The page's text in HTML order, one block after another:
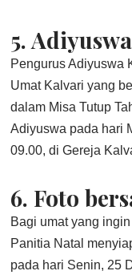
5.
Pengurus Adiyuswa
Umat Kalvari yang
dalam Misa Tutup
Adiyuswa pada hari
09.00, di Gereja
6. Foto
Bagi umat yang ingin
Panitia Natal
pada hari Senin, 25